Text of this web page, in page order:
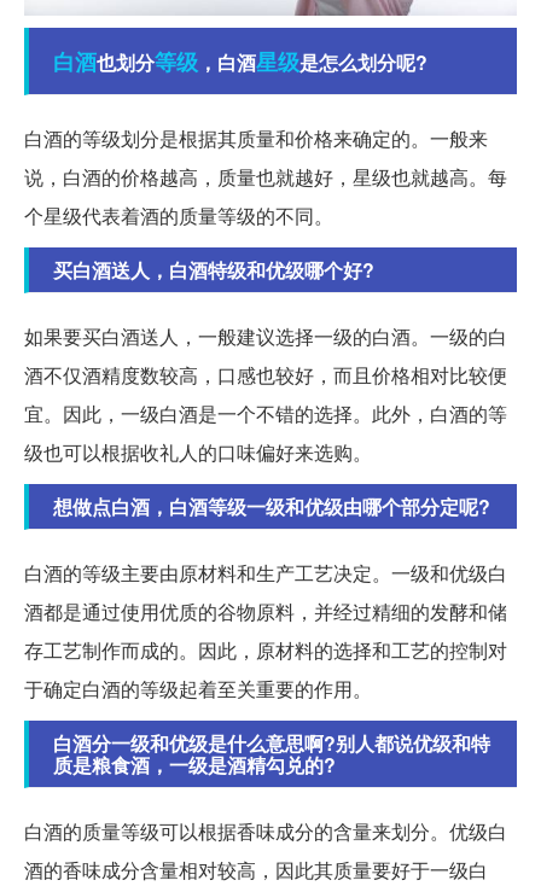
白酒也划分等级 ，白酒星级是怎么划分呢?
白酒的等级划分是根据其质量和价格来确定的。一般来
说，白酒的价格越高，质量也就越好，星级也就越高。每
个星级代表着酒的质量等级的不同。
买白酒送人，白酒特级和优级哪个好?
如果要买白酒送人，一般建议选择一级的白酒。一级的白
酒不仅酒精度数较高，口感也较好，而且价格相对比较便
宜。因此，一级白酒是一个不错的选择。此外，白酒的等
级也可以根据收礼人的口味偏好来选购。
想做点白酒，白酒等级一级和优级由哪个部分定呢?
白酒的等级主要由原材料和生产工艺决定。一级和优级白
酒都是通过使用优质的谷物原料，并经过精细的发酵和储
存工艺制作而成的。因此，原材料的选择和工艺的控制对
于确定白酒的等级起着至关重要的作用。
白酒分一级和优级是什么意思啊?别人都说优级和特
质是粮食酒，一级是酒精勾兑的?
白酒的质量等级可以根据香味成分的含量来划分。优级白
酒的香味成分含量相对较高，因此其质量要好于一级白